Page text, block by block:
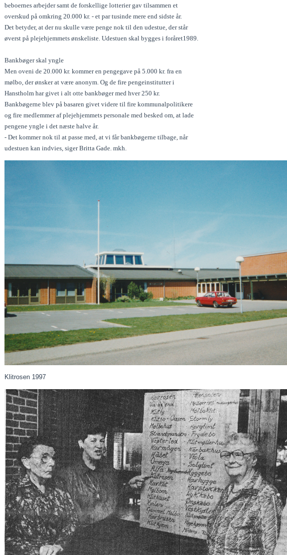
beboernes arbejder samt de forskellige lotterier gav tilsammen et
overskud på omkring 20.000 kr. - et par tusinde mere end sidste år.
Det betyder, at der nu skulle være penge nok til den udestue, der står
øverst på plejehjemmets ønskeliste. Udestuen skal bygges i foråret1989.
Bankbøger skal yngle
Men oveni de 20.000 kr. kommer en pengegave på 5.000 kr. fra en
mølbo, der ønsker at være anonym. Og de fire pengeinstitutter i
Hanstholm har givet i alt otte bankbøger med hver 250 kr.
Bankbøgerne blev på basaren givet videre til fire kommunalpolitikere
og fire medlemmer af plejehjemmets personale med besked om, at lade
pengene yngle i det næste halve år.
- Det kommer nok til at passe med, at vi får bankbøgerne tilbage, når
udestuen kan indvies, siger Britta Gade. mkh.
Klitrosen 1997